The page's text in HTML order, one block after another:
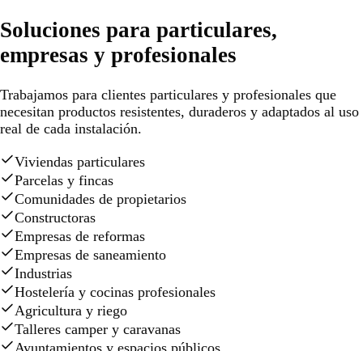
Soluciones para particulares,
empresas y profesionales
Trabajamos para clientes particulares y profesionales que
necesitan productos resistentes, duraderos y adaptados al uso
real de cada instalación.
Viviendas particulares
Parcelas y fincas
Comunidades de propietarios
Constructoras
Empresas de reformas
Empresas de saneamiento
Industrias
Hostelería y cocinas profesionales
Agricultura y riego
Talleres camper y caravanas
Ayuntamientos y espacios públicos